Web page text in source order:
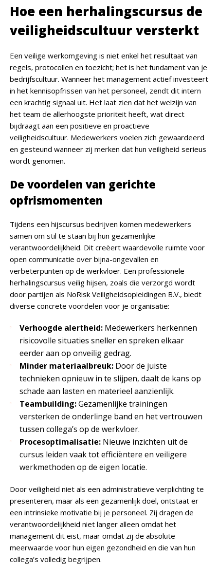
Hoe een herhalingscursus de
veiligheidscultuur versterkt
Een veilige werkomgeving is niet enkel het resultaat van
regels, protocollen en toezicht; het is het fundament van je
bedrijfscultuur. Wanneer het management actief investeert
in het kennisopfrissen van het personeel, zendt dit intern
een krachtig signaal uit. Het laat zien dat het welzijn van
het team de allerhoogste prioriteit heeft, wat direct
bijdraagt aan een positieve en proactieve
veiligheidscultuur. Medewerkers voelen zich gewaardeerd
en gesteund wanneer zij merken dat hun veiligheid serieus
wordt genomen.
De voordelen van gerichte
opfrismomenten
Tijdens een hijscursus bedrijven komen medewerkers
samen om stil te staan bij hun gezamenlijke
verantwoordelijkheid. Dit creëert waardevolle ruimte voor
open communicatie over bijna-ongevallen en
verbeterpunten op de werkvloer. Een professionele
herhalingscursus veilig hijsen, zoals die verzorgd wordt
door partijen als NoRisk Veiligheidsopleidingen B.V., biedt
diverse concrete voordelen voor je organisatie:
Verhoogde alertheid: Medewerkers herkennen
risicovolle situaties sneller en spreken elkaar
eerder aan op onveilig gedrag.
Minder materiaalbreuk: Door de juiste
technieken opnieuw in te slijpen, daalt de kans op
schade aan lasten en materieel aanzienlijk.
Teambuilding:Gezamenlijke trainingen
versterken de onderlinge band en het vertrouwen
tussen collega’s op de werkvloer.
Procesoptimalisatie: Nieuwe inzichten uit de
cursus leiden vaak tot efficiëntere en veiligere
werkmethoden op de eigen locatie.
Door veiligheid niet als een administratieve verplichting te
presenteren, maar als een gezamenlijk doel, ontstaat er
een intrinsieke motivatie bij je personeel. Zij dragen de
verantwoordelijkheid niet langer alleen omdat het
management dit eist, maar omdat zij de absolute
meerwaarde voor hun eigen gezondheid en die van hun
collega’s volledig begrijpen.